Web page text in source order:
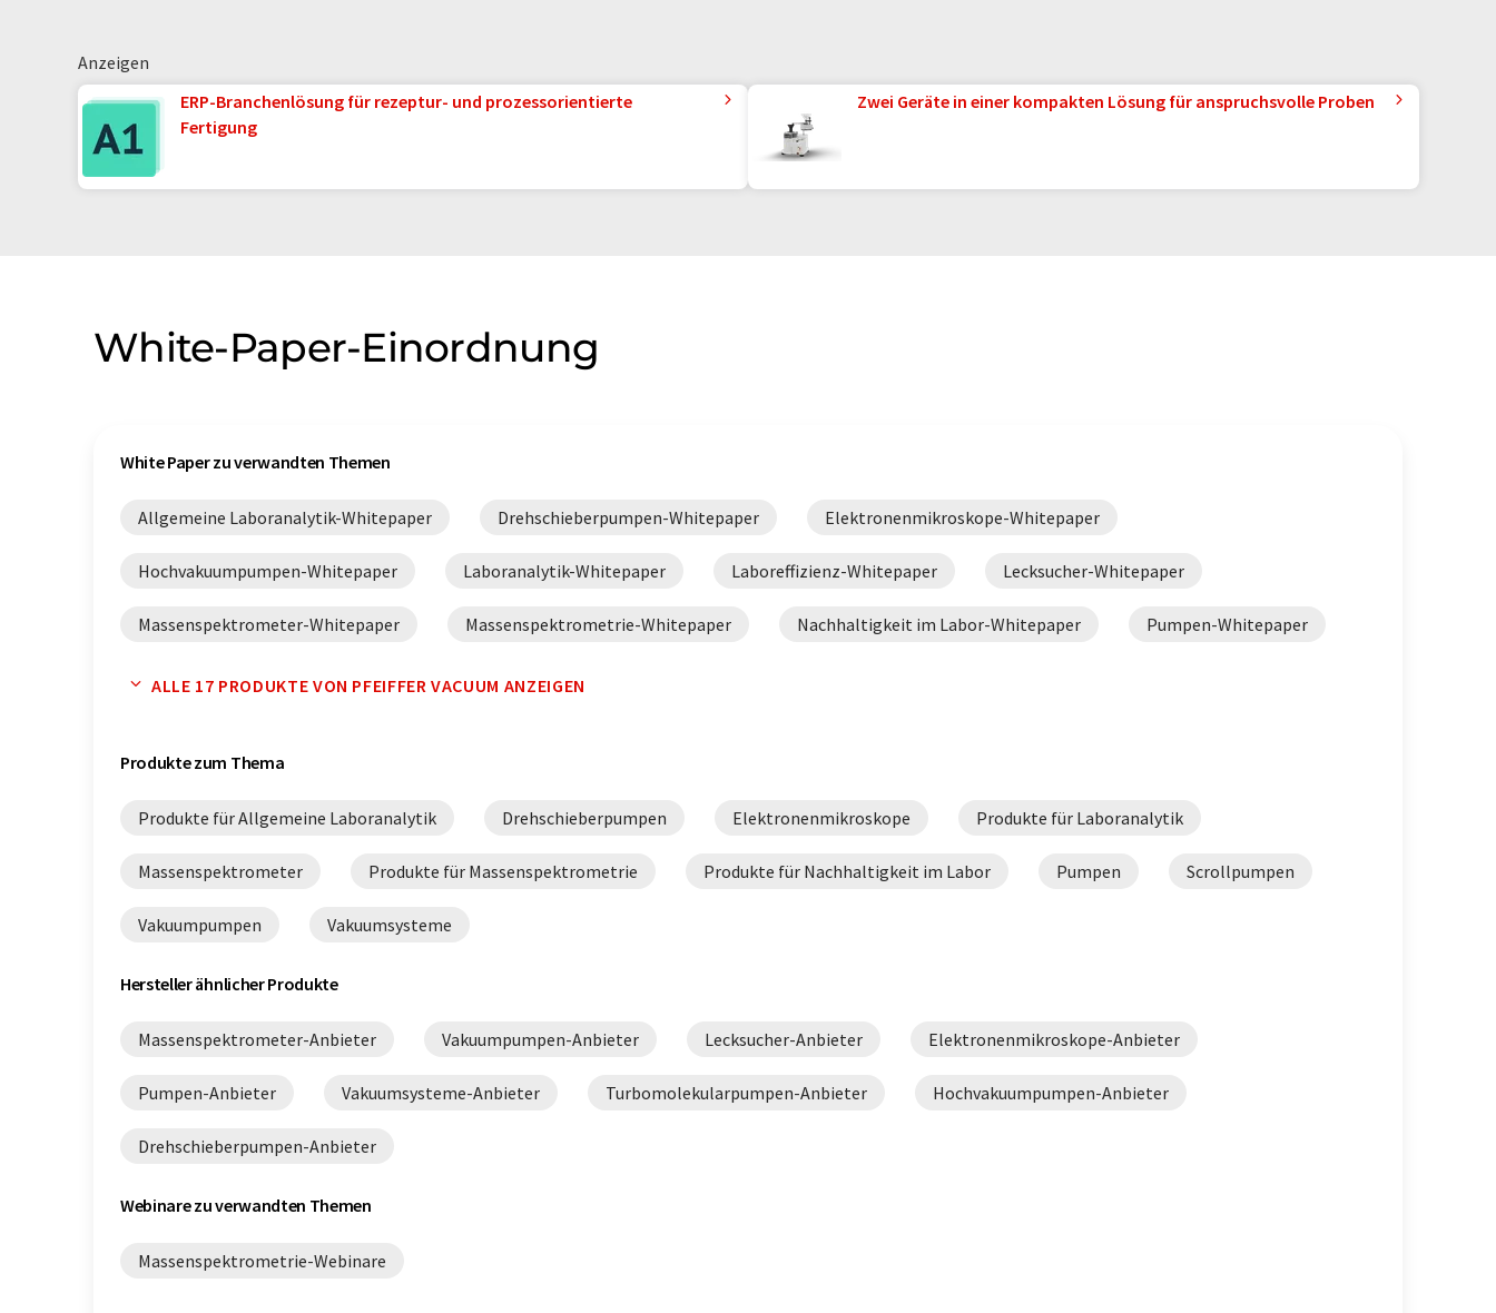
Anzeigen
ERP-Branchenlösung für rezeptur- und prozessorientierte
Fertigung
Zwei Geräte in einer kompakten Lösung für anspruchsvolle Proben
White-Paper-Einordnung
White Paper zu verwandten Themen
Allgemeine Laboranalytik-Whitepaper Drehschieberpumpen-Whitepaper Elektronenmikroskope-Whitepaper
Hochvakuumpumpen-Whitepaper Laboranalytik-Whitepaper Laboreffizienz-Whitepaper Lecksucher-Whitepaper
Massenspektrometer-Whitepaper Massenspektrometrie-Whitepaper Nachhaltigkeit im Labor-Whitepaper Pumpen-Whitepaper
Scrollpumpen-Whitepaper Turbomolekularpumpen-Whitepaper
ALLE 17 PRODUKTE VON PFEIFFER VACUUM ANZEIGEN
Produkte zum Thema
Produkte für Allgemeine Laboranalytik Drehschieberpumpen Elektronenmikroskope Produkte für Laboranalytik
Massenspektrometer Produkte für Massenspektrometrie Produkte für Nachhaltigkeit im Labor Pumpen Scrollpumpen
Vakuumpumpen Vakuumsysteme
Hersteller ähnlicher Produkte
Massenspektrometer-Anbieter Vakuumpumpen-Anbieter Lecksucher-Anbieter Elektronenmikroskope-Anbieter
Pumpen-Anbieter Vakuumsysteme-Anbieter Turbomolekularpumpen-Anbieter Hochvakuumpumpen-Anbieter
Drehschieberpumpen-Anbieter
Webinare zu verwandten Themen
Massenspektrometrie-Webinare